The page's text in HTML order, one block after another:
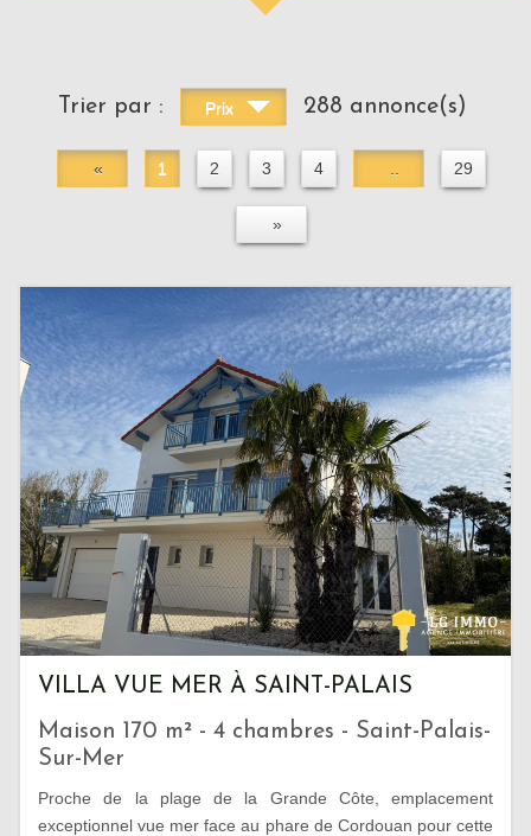
Trier par : Prix 288 annonce(s)
« 1 2 3 4 .. 29
»
VILLA VUE MER À SAINT-PALAIS
Maison 170 m² - 4 chambres - Saint-Palais-
Sur-Mer
Proche de la plage de la Grande Côte, emplacement
exceptionnel vue mer face au phare de Cordouan pour cette